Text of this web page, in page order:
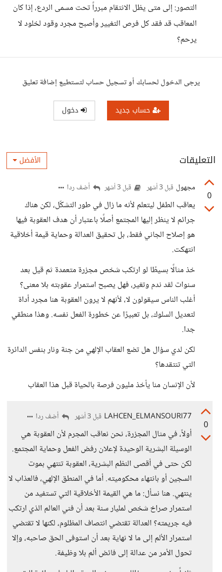
التصور: إلى متى يظل الانتقام مبرراً تحت مسمى الردع، إذا كان
المعاقب قد فقد كل فرص التغيير وأصبح مجرد وقود لخلود لا
يرحم؟
يرجى الدخول لحسابك أو تسجيل حساب لتستطيع إضافة تعليق
حساب جديد دخول
التعليقات الأفضل
0
مجهول قبل 3 أشهر قبل 3 أشهر أضف ردا
يعاقب الطفل ليتعلم لأنه ما زال في طور التشكّل، لكن هناك
جرائم لا ينظر إليها المجتمع أصلًا باعتبار أن هدف العقوبة فيها
هو إصلاح الجاني فقط، بل تحقيق العدالة وحماية قيمة أخلاقية
انتهكت.
خذ مثالًا بسيطًا لو ارتكب شخص مجزرة متعمدة ثم قيل بعد
سنوات لقد ندم وتغير، فهل يصبح استمرار عقوبته بلا معنى؟
أغلب الناس سيقولون لا، لأنهم لا يرون العقوبة هنا مجرد أداة
لتعديل السلوك، بل تعبيرًا عن خطورة الفعل نفسه. وهذا منطقي
جدا.
لكن لدي سؤال هل تضع العقاب الإلهي من جنة ونار بنفس الدائرة
التي تنتقدها؟
لأن الإنسان منا يأخذ مليون فرصة بالحياة قبل هذا العقاب
0
LAHCEN_ELMANSOURI77 قبل 3 أشهر أضف ردا
أولاً، في مثال المجزرة، نحن نعاقب المجرم لأن العقوبة هي
الوسيلة البشرية الوحيدة لإعلان رفض الفعل وحماية المجتمع.
لكن حتى في أقصى النظم البشرية، العقوبة تنتهي بموت
السجين أو بانتهاء محكوميته. أما في المنطق الإلهي، فالعذاب لا
ينتهي. هنا نسأل: ما هي القيمة الأخلاقية التي تستفيد من
استمرار صراخ شخص لمليار سنة بعد أن فني العالم الذي ارتكب
فيه جريمته؟ العدالة تقتضي انتصاف المظلوم، لكنها لا تقتضي
استمرار الألم إلى ما لا نهاية بعد أن استوفى الحق صاحبه، وإلا
تحول الأمر من عدالة إلى فائض ألم بلا وظيفة.